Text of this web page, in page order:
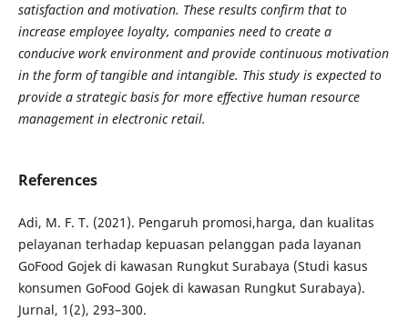
satisfaction and motivation. These results confirm that to
increase employee loyalty, companies need to create a
conducive work environment and provide continuous motivation
in the form of tangible and intangible. This study is expected to
provide a strategic basis for more effective human resource
management in electronic retail.
References
Adi, M. F. T. (2021). Pengaruh promosi,harga, dan kualitas
pelayanan terhadap kepuasan pelanggan pada layanan
GoFood Gojek di kawasan Rungkut Surabaya (Studi kasus
konsumen GoFood Gojek di kawasan Rungkut Surabaya).
Jurnal, 1(2), 293–300.